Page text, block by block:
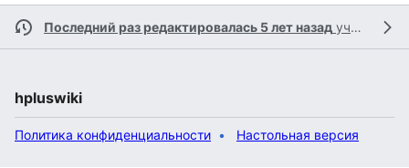
Последний раз редактировалась 5 лет назад участником
hpluswiki
Политика конфиденциальности Настольная версия